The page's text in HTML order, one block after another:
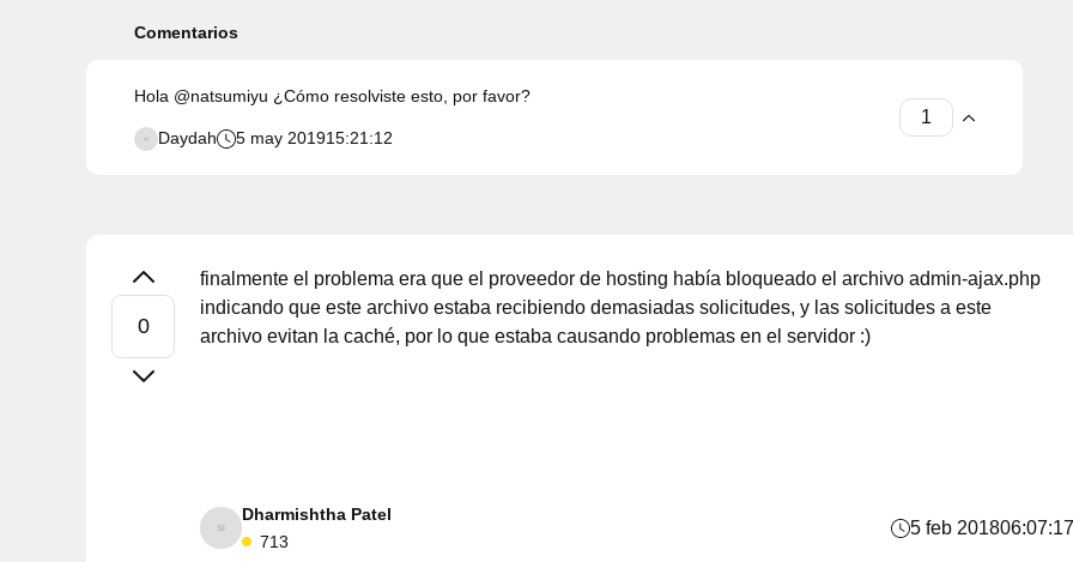
Comentarios
Hola @natsumiyu ¿Cómo resolviste esto, por favor?
Daydah 5 may 201915:21:12
finalmente el problema era que el proveedor de hosting había bloqueado el archivo admin-ajax.php
indicando que este archivo estaba recibiendo demasiadas solicitudes, y las solicitudes a este
archivo evitan la caché, por lo que estaba causando problemas en el servidor :)
Dharmishtha Patel
713
5 feb 201806:07:17